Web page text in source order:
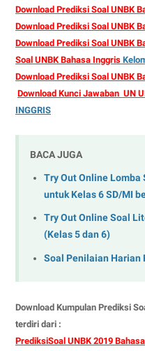
Download Prediksi Soal UNBK
Download Prediksi Soal UNBK
Download Prediksi Soal UNBK
Soal UNBK Bahasa Inggris
Download Prediksi Soal UNBK
Download Kunci Jawaban UN
INGGRIS
BACA JUGA
Try Out Online
untuk Kelas 6 SD/MI
Try Out Online Soal
(Kelas 5 dan 6)
Soal Penilaian Harian
Download Kumpulan Prediksi
terdiri dari :
PrediksiSoal UNBK 2019